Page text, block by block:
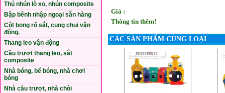
Thú nhún lò xo, nhún composite
Bập bênh nhập ngoại sẵn hàng
Cột bong rổ sắt, cung chui vận
động.
Thang leo vận động
Cầu trượt thang leo, sắt
composite
Nhà bóng, bể bóng, nhà chơi
bóng
Nhà cầu trượt, nhà chòi
Giá :
Thông tin thêm!
CÁC SẢN PHẨM CÙNG LOẠI